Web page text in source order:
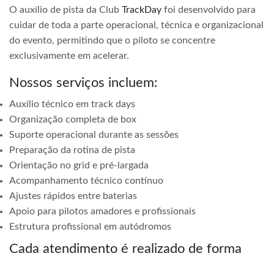
O auxílio de pista da Club TrackDay foi desenvolvido para
cuidar de toda a parte operacional, técnica e organizacional
do evento, permitindo que o piloto se concentre
exclusivamente em acelerar.
Nossos serviços incluem:
Auxílio técnico em track days
Organização completa de box
Suporte operacional durante as sessões
Preparação da rotina de pista
Orientação no grid e pré-largada
Acompanhamento técnico contínuo
Ajustes rápidos entre baterias
Apoio para pilotos amadores e profissionais
Estrutura profissional em autódromos
Cada atendimento é realizado de forma